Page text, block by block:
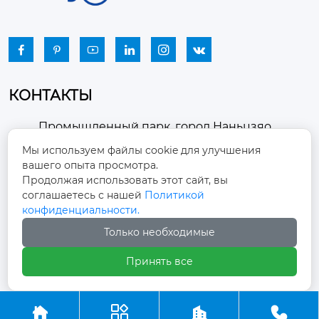
     
КОНТАКТЫ

Промышленный парк, город Наньцзяо,
район Чжоуцунь, город Цзыбо, провинция
Шаньдун
 winston-xu@hengdingfan.com
+86-13806434669
 +86 13806434669
   
Мы используем файлы cookie для улучшения
вашего опыта просмотра.
Продолжая использовать этот сайт, вы
соглашаетесь с нашей Политикой
конфиденциальности.
Только необходимые
Принять все